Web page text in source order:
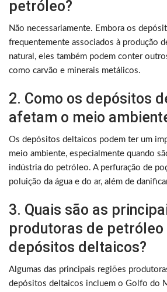
petróleo?
Não necessariamente. Embora os
frequentemente associados à produção
natural, eles também podem conter
como carvão e minerais metálicos.
2. Como os depósitos
afetam o meio
Os depósitos deltaicos podem ter um
meio ambiente, especialmente quando
indústria do petróleo. A perfuração de
poluição da água e do ar, além de
3. Quais são as
produtoras de petróleo
depósitos deltaicos?
Algumas das principais regiões
depósitos deltaicos incluem o Golfo do